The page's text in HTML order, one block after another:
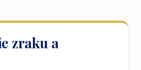
zraku a